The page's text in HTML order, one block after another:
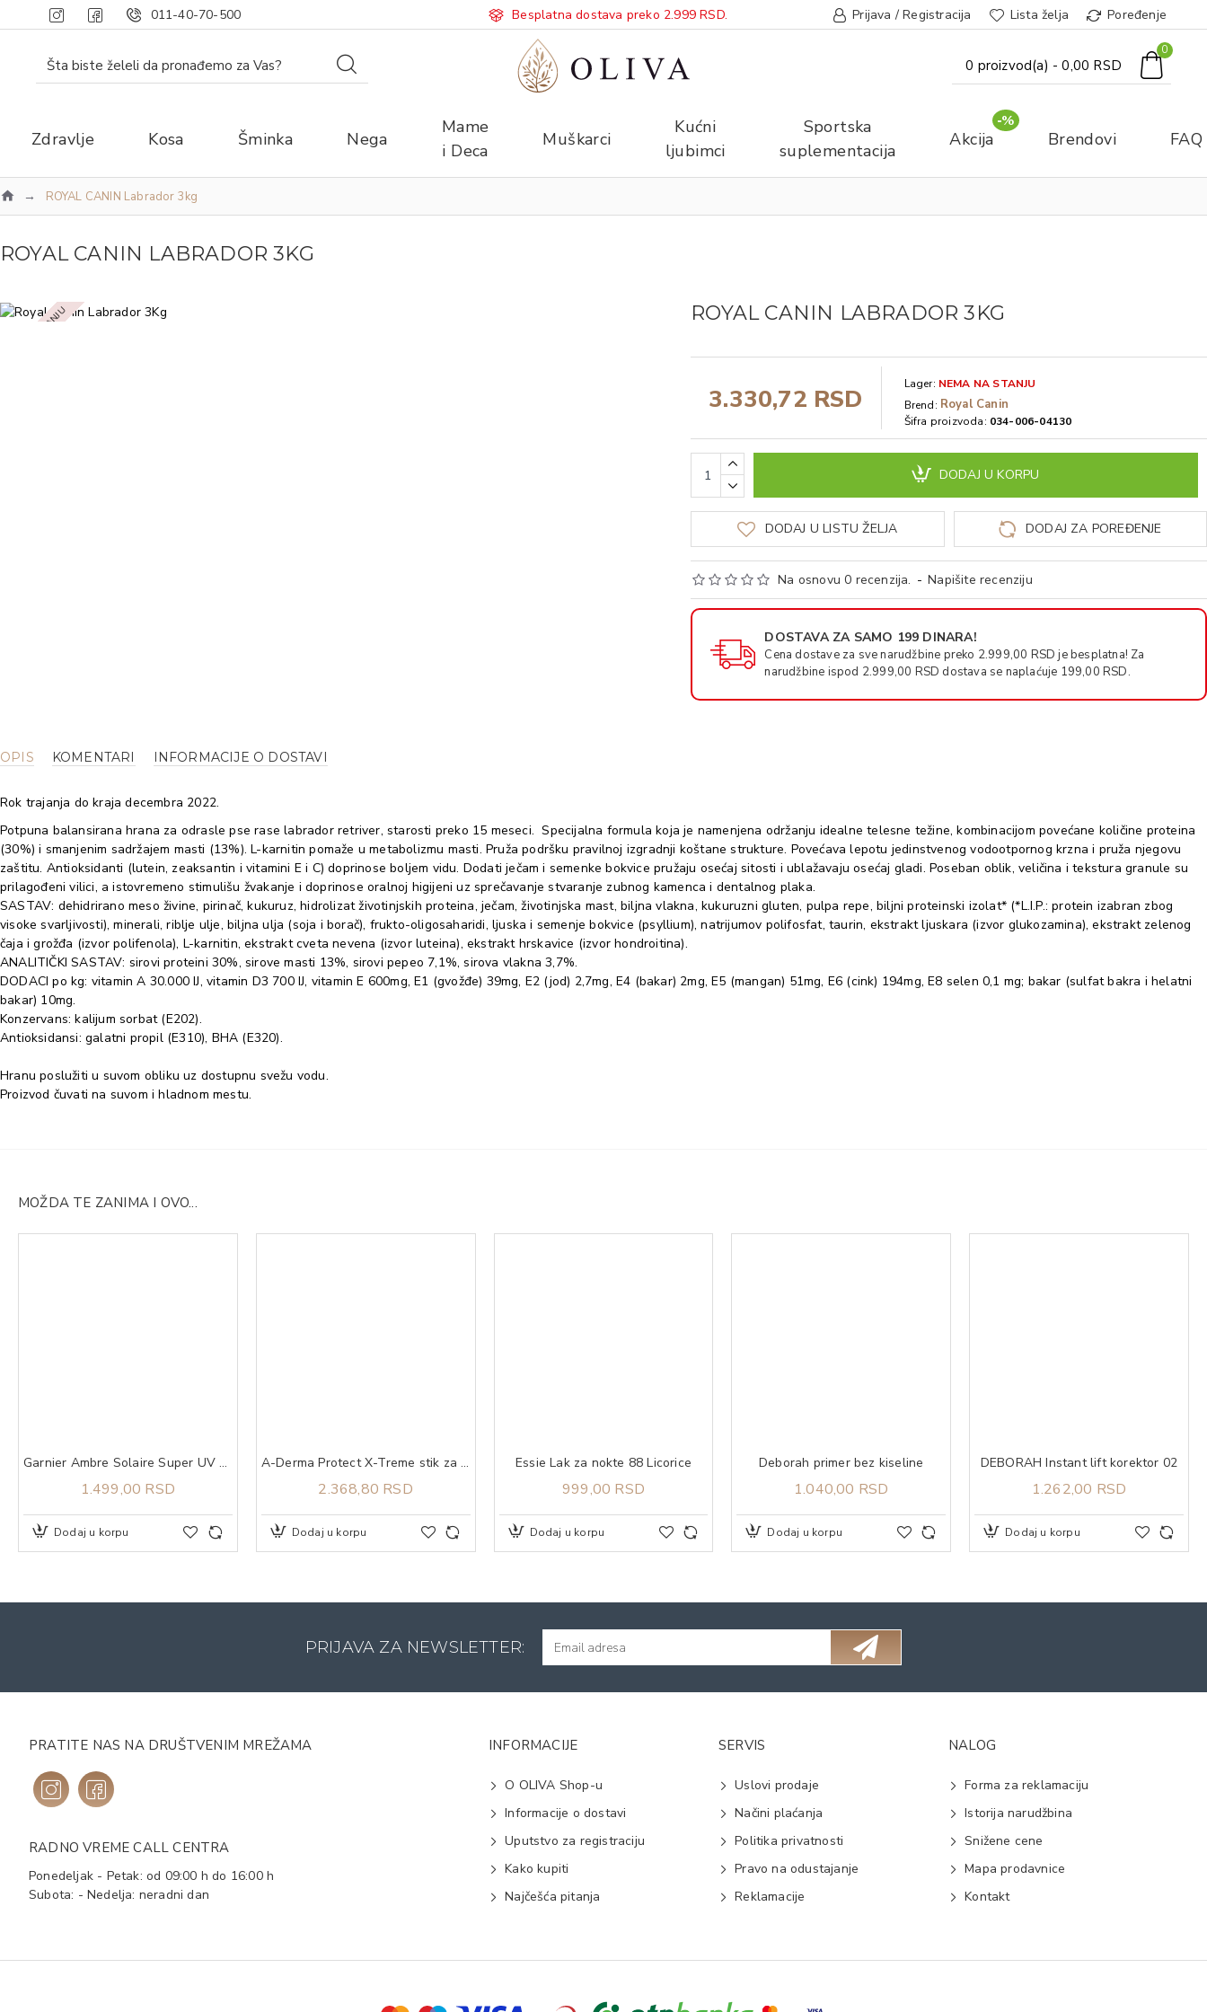
011-40-70-500 Besplatna dostava preko 2.999 RSD. Prijava / Registracija Lista želja Poređenje
0 proizvod(a) - 0,00 RSD
0
Zdravlje Kosa Šminka Nega
Mame
i Deca
Muškarci
Kućni
ljubimci
Sportska
suplementacija
Akcija
-%
Brendovi FAQ
ROYAL CANIN Labrador 3kg
ROYAL CANIN LABRADOR 3KG
NEMA NA STANJU ROYAL CANIN LABRADOR 3KG
Na osnovu 0 recenzija. - Napišite recenziju
3.330,72 RSD Lager: NEMA NA STANJU
Brend: Royal Canin
Šifra proizvoda: 034-006-04130
DODAJ U KORPU
DODAJ U LISTU ŽELJA DODAJ ZA POREĐENJE
DOSTAVA ZA SAMO 199 DINARA!
Cena dostave za sve narudžbine preko 2.999,00 RSD je besplatna! Za
narudžbine ispod 2.999,00 RSD dostava se naplaćuje 199,00 RSD.
OPIS KOMENTARI INFORMACIJE O DOSTAVI
Rok trajanja do kraja decembra 2022.
Potpuna balansirana hrana za odrasle pse rase labrador retriver, starosti preko 15 meseci. Specijalna formula koja je namenjena održanju idealne telesne težine, kombinacijom povećane količine proteina
(30%) i smanjenim sadržajem masti (13%). L-karnitin pomaže u metabolizmu masti. Pruža podršku pravilnoj izgradnji koštane strukture. Povećava lepotu jedinstvenog vodootpornog krzna i pruža njegovu
zaštitu. Antioksidanti (lutein, zeaksantin i vitamini E i C) doprinose boljem vidu. Dodati ječam i semenke bokvice pružaju osećaj sitosti i ublažavaju osećaj gladi. Poseban oblik, veličina i tekstura granule su
prilagođeni vilici, a istovremeno stimulišu žvakanje i doprinose oralnoj higijeni uz sprečavanje stvaranje zubnog kamenca i dentalnog plaka.
SASTAV: dehidrirano meso živine, pirinač, kukuruz, hidrolizat životinjskih proteina, ječam, životinjska mast, biljna vlakna, kukuruzni gluten, pulpa repe, biljni proteinski izolat* (*L.I.P.: protein izabran zbog
visoke svarljivosti), minerali, riblje ulje, biljna ulja (soja i borač), frukto-oligosaharidi, ljuska i semenje bokvice (psyllium), natrijumov polifosfat, taurin, ekstrakt ljuskara (izvor glukozamina), ekstrakt zelenog
čaja i grožđa (izvor polifenola), L-karnitin, ekstrakt cveta nevena (izvor luteina), ekstrakt hrskavice (izvor hondroitina).
ANALITIČKI SASTAV: sirovi proteini 30%, sirove masti 13%, sirovi pepeo 7,1%, sirova vlakna 3,7%.
DODACI po kg: vitamin A 30.000 IJ, vitamin D3 700 IJ, vitamin E 600mg, E1 (gvožđe) 39mg, E2 (jod) 2,7mg, E4 (bakar) 2mg, E5 (mangan) 51mg, E6 (cink) 194mg, E8 selen 0,1 mg; bakar (sulfat bakra i helatni
bakar) 10mg.
Konzervans: kalijum sorbat (E202).
Antioksidansi: galatni propil (E310), BHA (E320).
Hranu poslužiti u suvom obliku uz dostupnu svežu vodu.
Proizvod čuvati na suvom i hladnom mestu.
MOŽDA TE ZANIMA I OVO...
Garnier Ambre Solaire Super UV nevidljivi stik za lice za zaštitu od sunca SPF50+
1.499,00 RSD
Dodaj u korpu
A-Derma Protect X-Treme stik za zaštitu osetljive kože SPF 50+ 8 g
2.368,80 RSD
Dodaj u korpu
Essie Lak za nokte 88 Licorice
999,00 RSD
Dodaj u korpu
Deborah primer bez kiseline
1.040,00 RSD
Dodaj u korpu
DEBORAH Instant lift korektor 02
1.262,00 RSD
Dodaj u korpu
PRIJAVA ZA NEWSLETTER:
PRATITE NAS NA DRUŠTVENIM MREŽAMA
RADNO VREME CALL CENTRA
Ponedeljak - Petak: od 09:00 h do 16:00 h
Subota: - Nedelja: neradni dan
INFORMACIJE
O OLIVA Shop-u
Informacije o dostavi
Uputstvo za registraciju
Kako kupiti
Najčešća pitanja
SERVIS
Uslovi prodaje
Načini plaćanja
Politika privatnosti
Pravo na odustajanje
Reklamacije
NALOG
Forma za reklamaciju
Istorija narudžbina
Snižene cene
Mapa prodavnice
Kontakt